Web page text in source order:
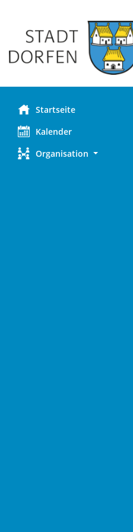
Startseite
Kalender
Organisation